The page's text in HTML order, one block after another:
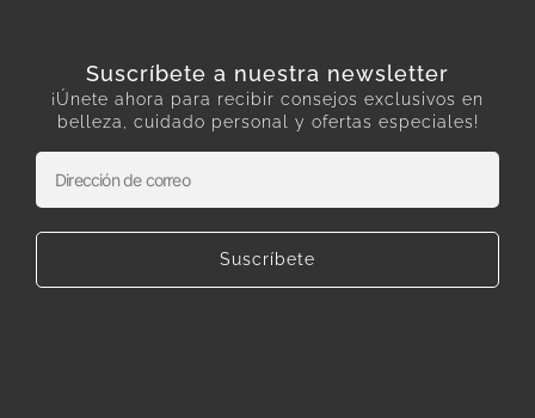
Suscríbete a nuestra newsletter
¡Únete ahora para recibir consejos exclusivos en
belleza, cuidado personal y ofertas especiales!
Suscríbete